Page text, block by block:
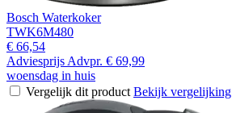
Bosch Waterkoker
TWK6M480
€ 66,54
Adviesprijs Advpr. € 69,99
woensdag in huis
Vergelijk dit product Bekijk vergelijking